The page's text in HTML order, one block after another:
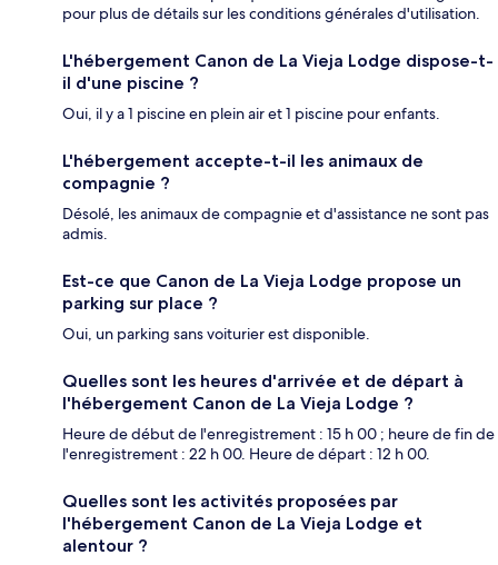
pour plus de détails sur les conditions générales d'utilisation.
L'hébergement Canon de La Vieja Lodge dispose-t-
il d'une piscine ?
Oui, il y a 1 piscine en plein air et 1 piscine pour enfants.
L'hébergement accepte-t-il les animaux de
compagnie ?
Désolé, les animaux de compagnie et d'assistance ne sont pas
admis.
Est-ce que Canon de La Vieja Lodge propose un
parking sur place ?
Oui, un parking sans voiturier est disponible.
Quelles sont les heures d'arrivée et de départ à
l'hébergement Canon de La Vieja Lodge ?
Heure de début de l'enregistrement : 15 h 00 ; heure de fin de
l'enregistrement : 22 h 00. Heure de départ : 12 h 00.
Quelles sont les activités proposées par
l'hébergement Canon de La Vieja Lodge et
alentour ?